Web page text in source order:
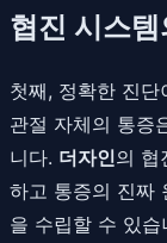
협진 시스
첫째, 정확한 진
관절 자체의 통증
니다. 더자인의 협
하고 통증의 진짜
을 수립할 수 있